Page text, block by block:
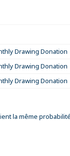
Drawing Donation
Drawing Donation
Drawing Donation
la même